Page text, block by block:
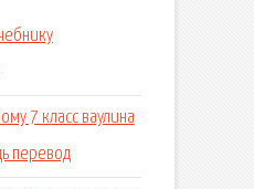
7 класс ваулина
перевод